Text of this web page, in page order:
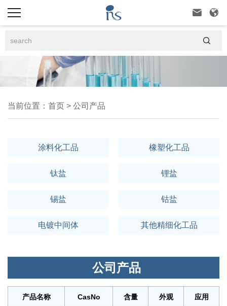
 

当前位置： 首页 > 公司产品
涂料化工品 橡塑化工品
钛盐 锂盐
锡盐 钴盐
电镀中间体 其他精细化工品
公司产品
产品名称 CasNo 含量 外观 应用